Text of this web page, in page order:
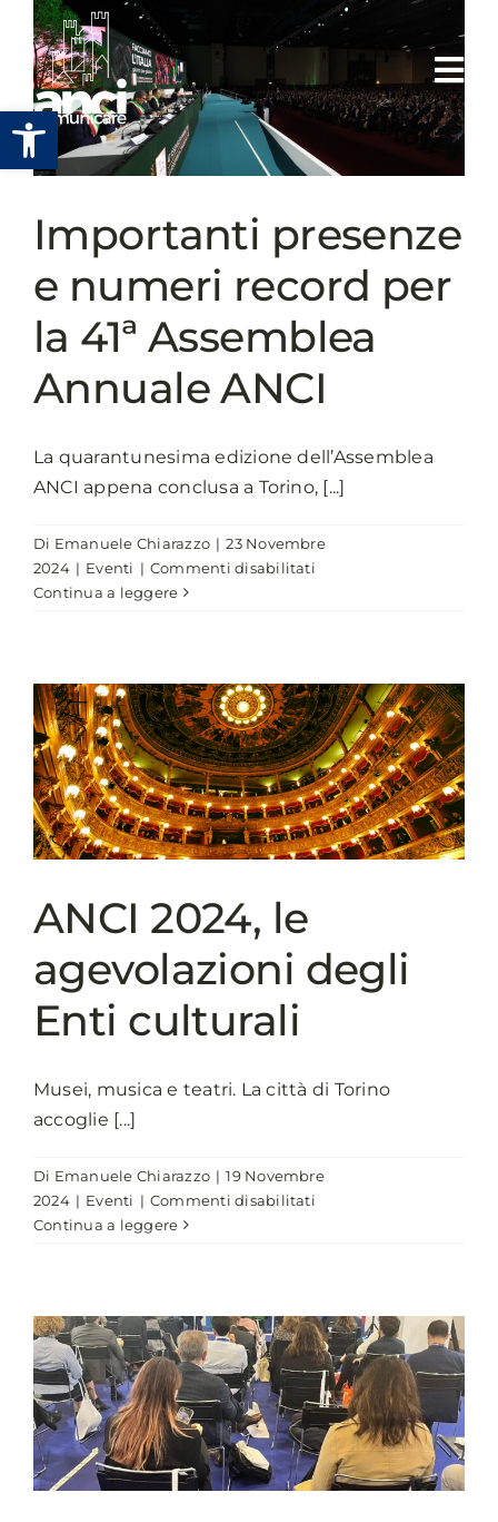
Apri la barra degli strumenti
Salta
contenuto
Importanti presenze
e numeri record per
la 41ª Assemblea
Annuale ANCI
La quarantunesima edizione dell’Assemblea
ANCI appena conclusa a Torino, [...]
Di Emanuele Chiarazzo | 23 Novembre
2024 | Eventi | Commenti disabilitatisu
record
per
la
41ª
Assemblea
Annuale
ANCI
Continua a leggere
ANCI 2024, le
agevolazioni degli
Enti culturali
Musei, musica e teatri. La città di Torino
accoglie [...]
Di Emanuele Chiarazzo | 19 Novembre
2024 | Eventi | Commenti disabilitatisu
degli
Enti
culturali
Continua a leggere